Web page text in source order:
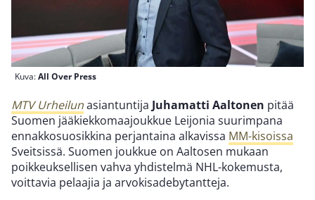
Kuva:All Over Press
MTV Urheilunasiantuntija Juhamatti Aaltonen pitää
Suomen jääkiekkomaajoukkue Leijonia suurimpana
ennakkosuosikkina perjantaina alkavissa MM-kisoissa
Sveitsissä. Suomen joukkue on Aaltosen mukaan
poikkeuksellisen vahva yhdistelmä NHL-kokemusta,
voittavia pelaajia ja arvokisadebytantteja.